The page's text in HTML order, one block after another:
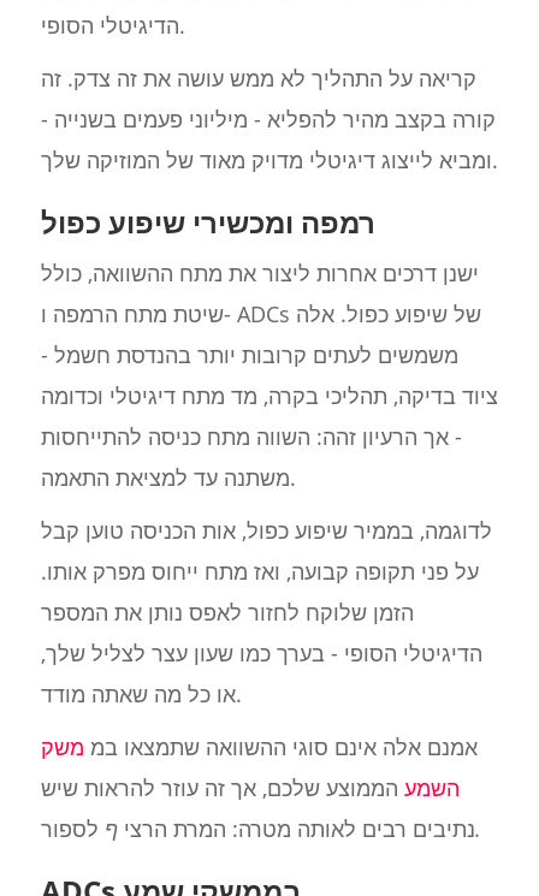
הדיגיטלי הסופי.
קריאה על התהליך לא ממש עושה את זה צדק. זה
קורה בקצב מהיר להפליא - מיליוני פעמים בשנייה -
ומביא לייצוג דיגיטלי מדויק מאוד של המוזיקה שלך.
רמפה ומכשירי שיפוע כפול
ישנן דרכים אחרות ליצור את מתח ההשוואה, כולל
שיטת מתח הרמפה ו- ADCs של שיפוע כפול. אלה
משמשים לעתים קרובות יותר בהנדסת חשמל -
ציוד בדיקה, תהליכי בקרה, מד מתח דיגיטלי וכדומה
- אך הרעיון זהה: השווה מתח כניסה להתייחסות
משתנה עד למציאת התאמה.
לדוגמה, בממיר שיפוע כפול, אות הכניסה טוען קבל
על פני תקופה קבועה, ואז מתח ייחוס מפרק אותו.
הזמן שלוקח לחזור לאפס נותן את המספר
הדיגיטלי הסופי - בערך כמו שעון עצר לצליל שלך,
או כל מה שאתה מודד.
אמנם אלה אינם סוגי ההשוואה שתמצאו במ משק
השמע הממוצע שלכם, אך זה עוזר להראות שיש
נתיבים רבים לאותה מטרה: המרת הרציף לספור .